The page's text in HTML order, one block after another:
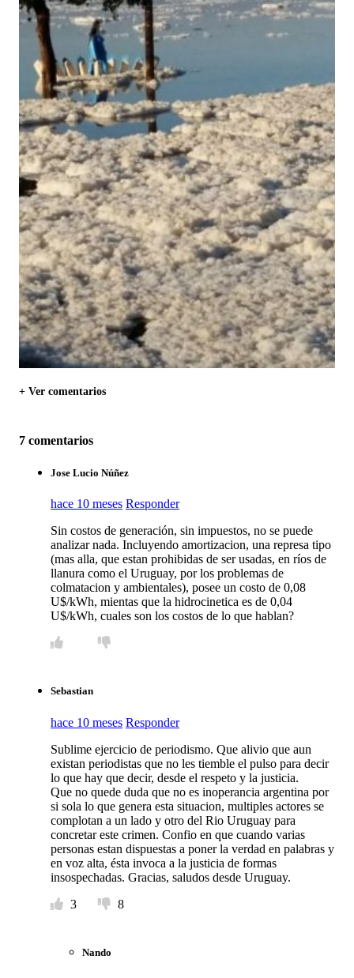
+ Ver comentarios
7 comentarios
Jose Lucio Núñez
hace 10 meses Responder
Sin costos de generación, sin impuestos, no se puede
analizar nada. Incluyendo amortizacion, una represa tipo
(mas alla, que estan prohibidas de ser usadas, en ríos de
llanura como el Uruguay, por los problemas de
colmatacion y ambientales), posee un costo de 0,08
U$/kWh, mientas que la hidrocinetica es de 0,04
U$/kWh, cuales son los costos de lo que hablan?
Sebastian
hace 10 meses Responder
Sublime ejercicio de periodismo. Que alivio que aun
existan periodistas que no les tiemble el pulso para decir
lo que hay que decir, desde el respeto y la justicia.
Que no quede duda que no es inoperancia argentina por
si sola lo que genera esta situacion, multiples actores se
complotan a un lado y otro del Rio Uruguay para
concretar este crimen. Confio en que cuando varias
personas estan dispuestas a poner la verdad en palabras y
en voz alta, ésta invoca a la justicia de formas
insospechadas. Gracias, saludos desde Uruguay.
3
8
Nando